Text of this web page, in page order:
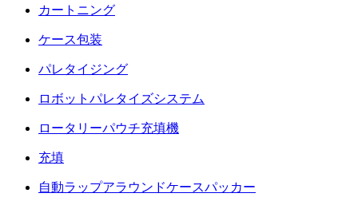
カートニング
ケース包装
パレタイジング
ロボットパレタイズシステム
ロータリーパウチ充填機
充填
自動ラップアラウンドケースパッカー